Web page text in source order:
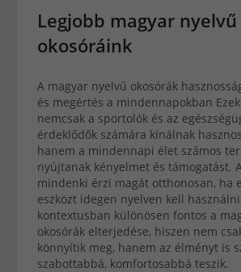
Legjobb magyar
okosóráink
A magyar nyelvű okosórák
és megértés a mindennapokban
nemcsak a sportolók és az
érdeklődők számára kínálnak
hanem a mindennapi élet számos
nyújtanak kényelmet és támogatást.
mindenki érzi magát otthonosan, ha
eszközt idegen nyelven kell
kontextusban különösen fontos a
okosórák elterjedése, hiszen nem
könnyítik meg, hanem az élményt is
szabottabbá, komfortosabbá teszik.